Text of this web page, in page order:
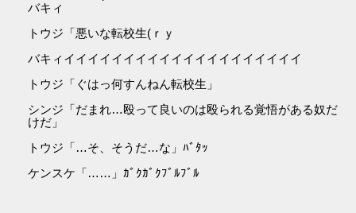
バキィ
トウジ「悪いな転校生(ｒｙ
バキィイイイイイイイイイイイイイイイイイイイイ
トウジ「ぐはっ何すんねん転校生」
シンジ「だまれ…殴って良いのは殴られる覚悟がある奴だ
けだ」
トウジ「…そ、そうだ…な」ﾊﾞﾀｯ
ケンスケ「……」ｶﾞｸｶﾞｸﾌﾞﾙﾌﾞﾙ